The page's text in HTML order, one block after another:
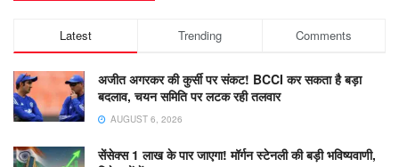
Latest Trending Comments
अजीत अगरकर की कुर्सी पर संकट! BCCI कर सकता है बड़ा
बदलाव, चयन समिति पर लटक रही तलवार
AUGUST 6, 2026
सेंसेक्स 1 लाख के पार जाएगा! मॉर्गन स्टेनली की बड़ी भविष्यवाणी,